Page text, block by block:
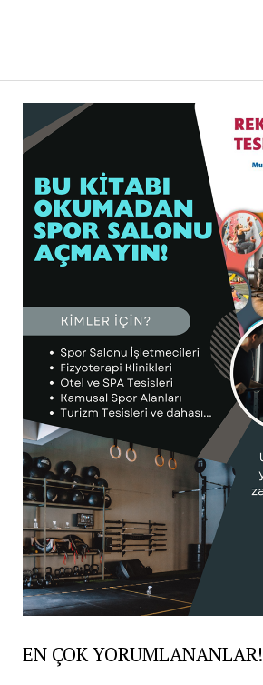
EN ÇOK YORUMLANANLAR!